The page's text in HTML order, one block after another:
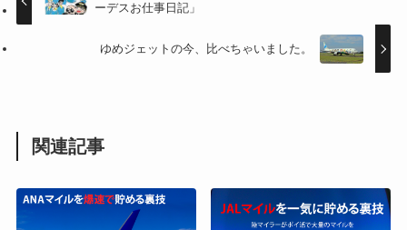
ーデスお仕事日記」
ゆめジェットの今、比べちゃいました。
関連記事